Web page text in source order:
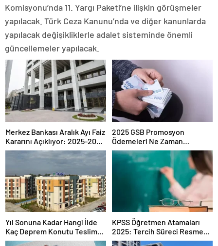
Komisyonu’nda 11. Yargı Paketi’ne ilişkin görüşmeler
yapılacak. Türk Ceza Kanunu’nda ve diğer kanunlarda
yapılacak değişikliklerle adalet sisteminde önemli
güncellemeler yapılacak.
Merkez Bankası Aralık Ayı Faiz
Kararını Açıklıyor: 2025-2026
Takvimi
2025 GSB Promosyon
Ödemeleri Ne Zaman
Hesaplara Yatacak?
Yıl Sonuna Kadar Hangi İlde
Kaç Deprem Konutu Teslim
Edilecek?
KPSS Öğretmen Atamaları
2025: Tercih Süreci Resmen
Başladı